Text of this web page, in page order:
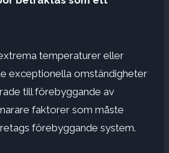
temperaturer eller
exceptionella omständigheter
till förebyggande av
faktorer som måste
förebyggande system.